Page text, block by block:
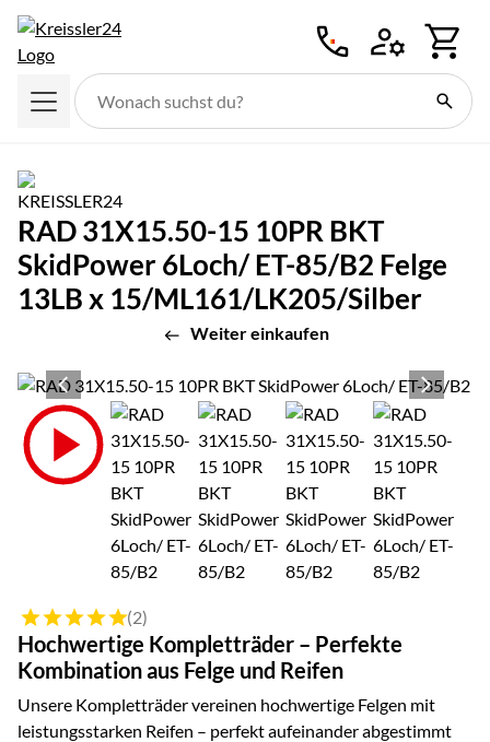
RAD 31X15.50-15 10PR BKT
SkidPower 6Loch/ ET-85/B2 Felge
13LB x 15/ML161/LK205/Silber
Weiter einkaufen
Produktgalerie
Zur Kaufbox springen
Bewertung: 5 von 5 (2 Bewertungen)
(2)
Hochwertige Kompletträder – Perfekte
Kombination aus Felge und Reifen
Unsere Kompletträder vereinen hochwertige Felgen mit
leistungsstarken Reifen – perfekt aufeinander abgestimmt